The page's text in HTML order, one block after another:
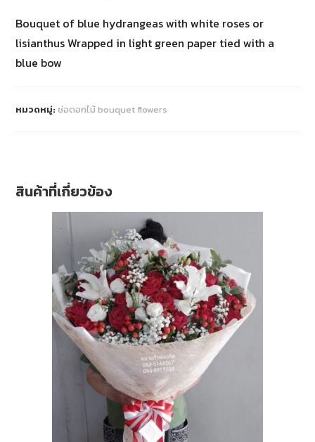
Bouquet of blue hydrangeas with white roses or
lisianthus Wrapped in light green paper tied with a
blue bow
หมวดหมู่:ช่อดอกไม้ bouquet flowers
สินค้าที่เกี่ยวข้อง